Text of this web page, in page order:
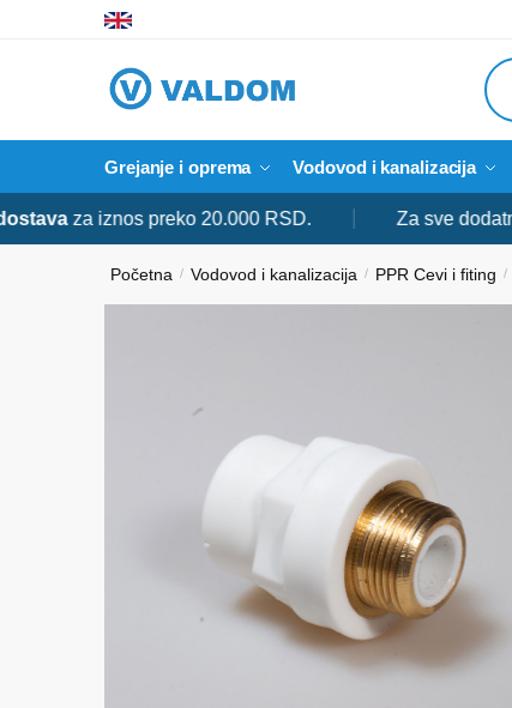
Grejanje i oprema Vodovod i kanalizacija
iznos preko 20.000 RSD. Za sve dodatne
Početna / Vodovod i kanalizacija / PPR Cevi i fiting /